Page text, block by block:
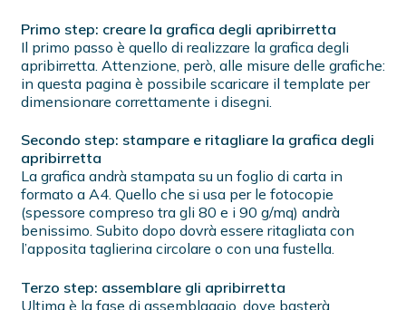
Primo step: creare la grafica degli apribirretta
Il primo passo è quello di realizzare la grafica degli
apribirretta. Attenzione, però, alle misure delle grafiche:
in questa pagina è possibile scaricare il template per
dimensionare correttamente i disegni.
Secondo step: stampare e ritagliare la grafica degli
apribirretta
La grafica andrà stampata su un foglio di carta in
formato a A4. Quello che si usa per le fotocopie
(spessore compreso tra gli 80 e i 90 g/mq) andrà
benissimo. Subito dopo dovrà essere ritagliata con
l’apposita taglierina circolare o con una fustella.
Terzo step: assemblare gli apribirretta
Ultima è la fase di assemblaggio, dove basterà